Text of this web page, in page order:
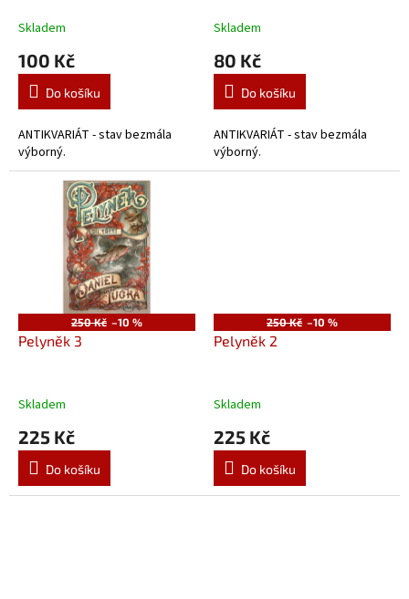
Skladem
100 Kč
Do košíku
ANTIKVARIÁT - stav bezmála
výborný.
Skladem
80 Kč
Do košíku
ANTIKVARIÁT - stav bezmála
výborný.
250 Kč –10 %
Pelyněk 3
Skladem
225 Kč
Do košíku
250 Kč –10 %
Pelyněk 2
Skladem
225 Kč
Do košíku